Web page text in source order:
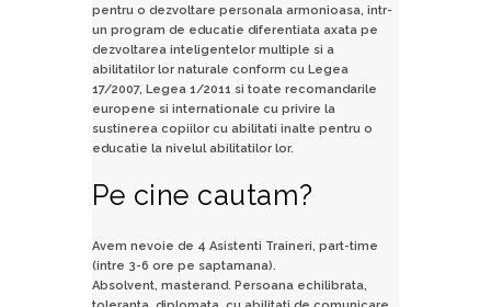
pentru o dezvoltare personala armonioasa, intr-
un program de educatie diferentiata axata pe
dezvoltarea inteligentelor multiple si a
abilitatilor lor naturale conform cu Legea
17/2007, Legea 1/2011 si toate recomandarile
europene si internationale cu privire la
sustinerea copiilor cu abilitati inalte pentru o
educatie la nivelul abilitatilor lor.
Pe cine cautam?
Avem nevoie de 4 Asistenti Traineri, part-time
(intre 3-6 ore pe saptamana).
Absolvent, masterand. Persoana echilibrata,